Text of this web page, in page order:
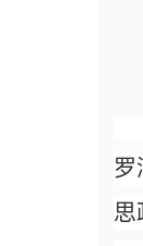
罗
思